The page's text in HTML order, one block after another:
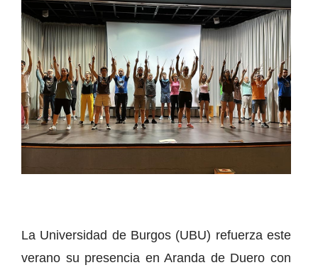
La Universidad de Burgos (UBU) refuerza este
verano su presencia en Aranda de Duero con